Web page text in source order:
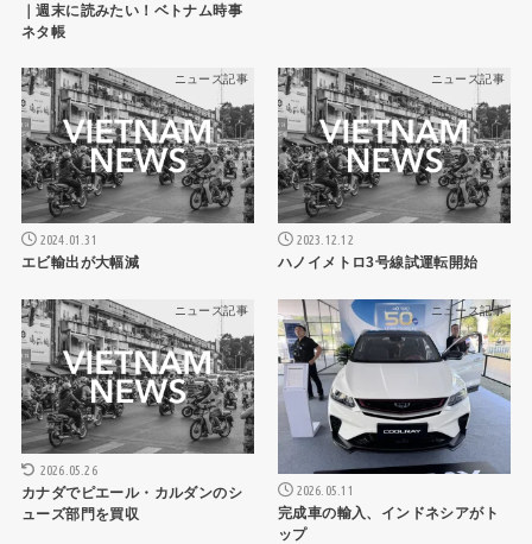
｜週末に読みたい！ベトナム時事
ネタ帳
ニュース記事
2024.01.31
エビ輸出が大幅減
ニュース記事
2023.12.12
ハノイメトロ3号線試運転開始
ニュース記事
2026.05.26
カナダでピエール・カルダンのシ
ューズ部門を買収
ニュース記事
2026.05.11
完成車の輸入、インドネシアがト
ップ